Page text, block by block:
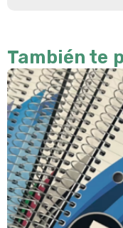
También te